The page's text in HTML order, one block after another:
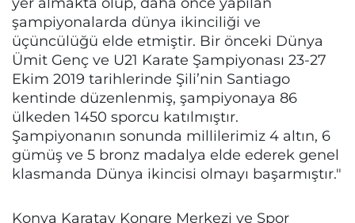
şampiyonalarda dünya ikinciliği ve
üçüncülüğü elde etmiştir. Bir önceki Dünya
Ümit Genç ve U21 Karate Şampiyonası 23-27
Ekim 2019 tarihlerinde Şili’nin Santiago
kentinde düzenlenmiş, şampiyonaya 86
ülkeden 1450 sporcu katılmıştır.
Şampiyonanın sonunda millilerimiz 4 altın, 6
gümüş ve 5 bronz madalya elde ederek genel
klasmanda Dünya ikincisi olmayı başarmıştır."
Konya Karatay Kongre Merkezi ve Spor